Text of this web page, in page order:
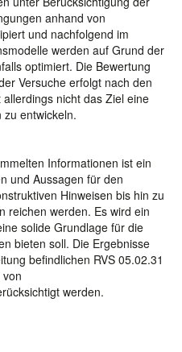
anhand von
und nachfolgend im
werden auf Grund der
optimiert. Die Bewertung
Versuche erfolgt nach den
nicht das Ziel eine
entwickeln.
Informationen ist ein
und Aussagen für den
Hinweisen bis hin zu
reichen werden. Es wird ein
solide Grundlage für die
bieten soll. Die Ergebnisse
befindlichen RVS 05.02.31
werden.